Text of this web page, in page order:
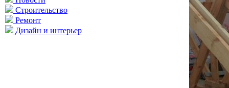
Строительство
Ремонт
Дизайн и интерьер